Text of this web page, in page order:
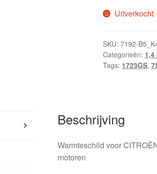
Uitverkocht
SKU: 7192-
Categorieën: 1,4
Tags: 1723GS,
Beschrijving
Warmteschild voor
motoren